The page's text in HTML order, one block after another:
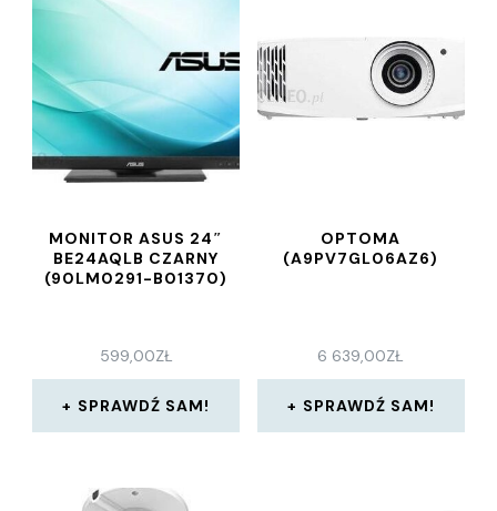
MONITOR ASUS 24″
BE24AQLB CZARNY
(90LM0291-B01370)
599,00ZŁ
SPRAWDŹ SAM!
OPTOMA
(A9PV7GL06AZ6)
6 639,00ZŁ
SPRAWDŹ SAM!